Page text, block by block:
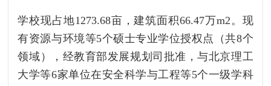
学校现占地1273.68亩，建筑面积66.47万m2。现
有资源与环境等5个硕士专业学位授权点（共8个
领域），经教育部发展规划司批准，与北京理工
大学等6家单位在安全科学与工程等5个一级学科